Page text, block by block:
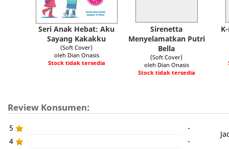
Seri Anak Hebat: Aku
Sayang Kakakku
(Soft Cover)
oleh Dian Onasis
Stock tidak tersedia
Sirenetta
Menyelamatkan Putri
Bella
(Soft Cover)
oleh Dian Onasis
Stock tidak tersedia
Review Konsumen:
5
-
4
-